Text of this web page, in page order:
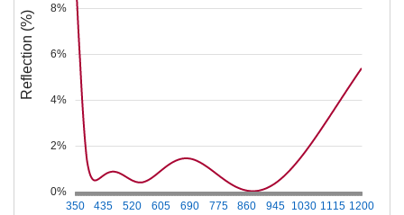
350 435 520 605 690 775 860 945 1030 1115 1200
0%
2%
4%
6%
8%
Reflection (%)